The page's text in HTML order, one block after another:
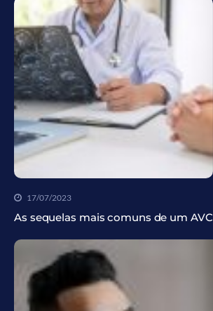
17/07/2023
As sequelas mais comuns de um AVC